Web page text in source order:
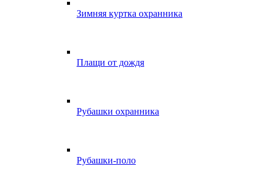
Зимняя куртка охранника
Плащи от дождя
Рубашки охранника
Рубашки-поло